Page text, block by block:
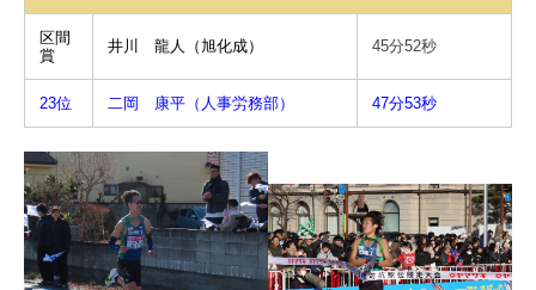
区間
賞
井川 龍人（旭化成） 45分52秒
23位 二岡 康平（人事労務部） 47分53秒